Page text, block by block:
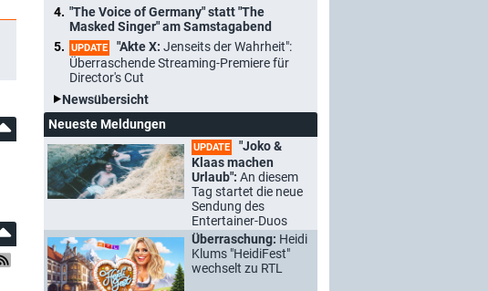
"The Voice of Germany" statt "The
Masked Singer" am Samstagabend
UPDATE "Akte X: Jenseits der Wahrheit":
Überraschende Streaming-Premiere für
Director's Cut
Newsübersicht
Neueste Meldungen
UPDATE
"Joko &
Klaas machen
Urlaub": An diesem
Tag startet die neue
Sendung des
Entertainer-Duos
Überraschung: Heidi
Klums "HeidiFest"
wechselt zu RTL